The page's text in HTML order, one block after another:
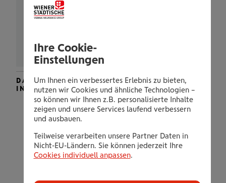
alleCookie-Einstellungen
DAS KÖNNTE DICH AUCH
INTERESSIEREN
Ihre Cookie-
Einstellungen
Um Ihnen ein verbessertes Erlebnis zu bieten,
nutzen wir Cookies und ähnliche Technologien –
so können wir Ihnen z.B. personalisierte Inhalte
zeigen und unsere Services laufend verbessern
und ausbauen.
Teilweise verarbeiten unsere Partner Daten in
Nicht-EU-Ländern. Sie können jederzeit Ihre
Cookies individuell anpassen.